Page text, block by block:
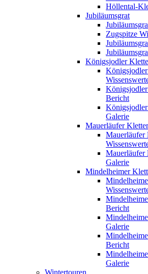
Höllental-
Jubiläumsgrat
Zugspitze
Königsjodler
Bericht
Galerie
Mauerläufer
Mauerläufer
Mauerläufer
Galerie
Mindelheimer
Bericht
Galerie
Bericht
Galerie